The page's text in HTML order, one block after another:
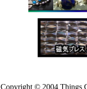
Copyright © 2004 Things